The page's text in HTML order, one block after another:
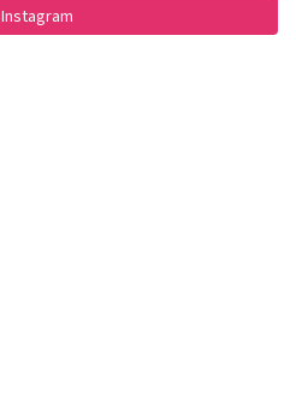
Instagram